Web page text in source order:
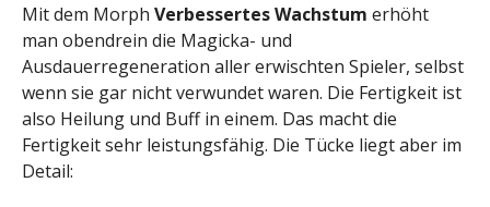
Mit dem Morph Verbessertes Wachstum erhöht
man obendrein die Magicka- und
Ausdauerregeneration aller erwischten Spieler, selbst
wenn sie gar nicht verwundet waren. Die Fertigkeit ist
also Heilung und Buff in einem. Das macht die
Fertigkeit sehr leistungsfähig. Die Tücke liegt aber im
Detail: